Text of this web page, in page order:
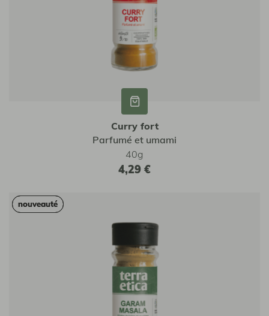
Curry fort
Parfumé et umami
40g
4,29 €
nouveauté
nouveauté